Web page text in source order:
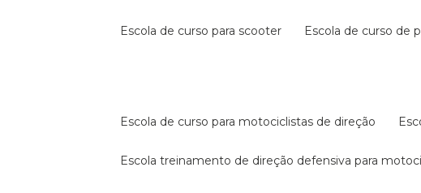
escola de curso para scooter escola de curso de
escola de curso para motociclistas de direção
escola treinamento de direção defensiva para